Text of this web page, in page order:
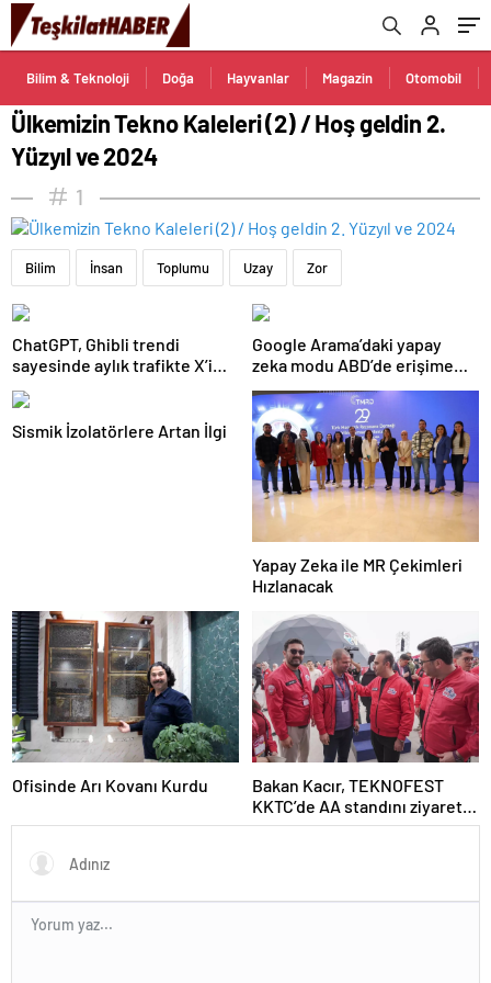
Bilim & Teknoloji Doğa Hayvanlar Magazin Otomobil
Ülkemizin Tekno Kaleleri (2) / Hoş geldin 2.
Yüzyıl ve 2024
1
Bilim İnsan Toplumu Uzay Zor
ChatGPT, Ghibli trendi
sayesinde aylık trafikte X’i
geçti
Google Arama’daki yapay
zeka modu ABD’de erişime
açıldı
Sismik İzolatörlere Artan İlgi
Yapay Zeka ile MR Çekimleri
Hızlanacak
Ofisinde Arı Kovanı Kurdu
Bakan Kacır, TEKNOFEST
KKTC’de AA standını ziyaret
etti Açıklaması